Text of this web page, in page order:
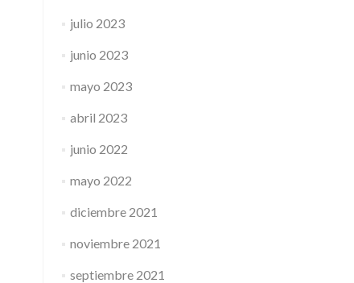
julio 2023
junio 2023
mayo 2023
abril 2023
junio 2022
mayo 2022
diciembre 2021
noviembre 2021
septiembre 2021